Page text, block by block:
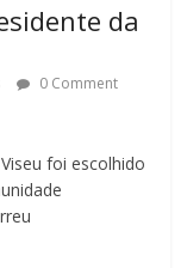
da
0 Comment
foi escolhido